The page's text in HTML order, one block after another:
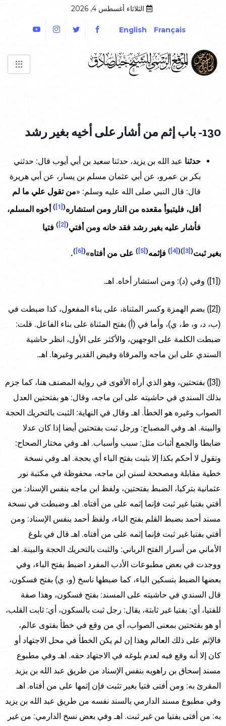
الثلاثاء أغسطس 4, 2026
Français
English
130- باب إثم من أشار على أخيه بغير رشد
حدثنا عبد الله بن يزيد، حدثنا سعيد بن أبي أيوب قال: حدثني
بكر بن عمرو، عن أبي عثمان مسلم بن يسار، عن أبي هريرة
قال: قال النبي صلى الله عليه وسلم: «من تقول علي ما لم
أقل، فليتبوأ مقعده من النار ومن استشاره(
[1]
) أخوه المسلم،
فأشار عليه بغير رشد فقد خانه ومن أفتي(
[2]
) فتيا
بغير ثبت(
[3]
)(
[4]
) فإثمه(
[5]
) على من أفتاه»(
[6]
)
.
([1]) وفي (د): ومن استشار أخاه. اهـ.
([2]) بضم الهمزة وكسر المثناة، على بناء المفعول، كذا ضبطت في
(ب، د، و، ط، ي)، وأما في (أ) بفتح المثناة على بناء الفاعل. قلت:
ضبطت الكلمة على الوجهين، والأكثر على الأول، انظر حاشية
السندي على ابن ماجه والمرقاة وفيض القدير وغيرها. اهـ.
([3]) بفتحتين، وهو الذي أراه الأقوى في رواية المصنف هنا، كما جزم
بذلك السندي في حاشيته على ابن ماجه، وقال: هو بفتحتين العدل
الصواب وغيره هو الخطأ. اهـ وقال في النهاية: الثبت بالتحريك الحجة
والبينة. اهـ وفي المصباح: ورجل ثبت بفتحتين أيضا إذا كان عدلا
ضابطا والجمع أثبات مثل: سبب وأسباب. اهـ وفي مختار الصحاح:
وتقول لا أحكم بكذا إلا بثبت بفتح الباء أي بحجة. اهـ وفي نسخة
خطية مقابلة ومصححة لسنن ابن ماجه، محفوظة في مكتبة نور
عثمانية بتركيا، الضبط بفتحتين، ولفظ ابن ماجه بنفس الإسناد: من
أفتي بفتيا غير ثبت فإنما إثمه على من أفتاه. اهـ وضبطت في نسخة
مسند أحمد بضبط القلم بفتح الباء، ولفظ أحمد بنفس الإسناد: ومن
أفتي بفتيا غير ثبت فإنما إثمه على من أفتاه. اهـ قال في بلوغ
الأماني من أسرار الفتح الرباني: والثبت بالتحريك الحجة والبينة. اهـ
ووجدت في بعض مطبوعات الأدب المفرد اضبط بفتح الباء، وفي
بعضها الضبط بتسكين الباء، كما ضبطها ناسخ (و، ي) بفتح فسكون،
قال السندي في حاشيته على المسند: بفتح فسكون، وهذا صفة
للفتيا، أي: بفتيا غير ثابتة، يقال: رجل ثبت بالسكون، أي: ثابت القلب،
أو هو بفتحتين بمعنى الصواب، أي من وقع في خطأ بفتوى عالم،
فالإثم على ذلك العالم وهذا إن لم يكن الخطأ في محل الاجتهاد أو
كان إلا أنه وقع فيه لعدم بلوغه في الاجتهاد حقه. اهـ وفي مطبوع
مسند إسحاق بن راهويه بنفس الإسناد من طريق عبد الله بن يزيد
المقرئ به: ومن أفتى فتيا بغير تثبت فإن إثمها على من أفتاه. اهـ
وفي مطبوع مسند الدارمي بالسند نفسه من طريق عبد الله بن يزيد
به: من أفتى بفتيا من غير ثبت. اهـ وفي بعض نسخ الدارمي: من غير